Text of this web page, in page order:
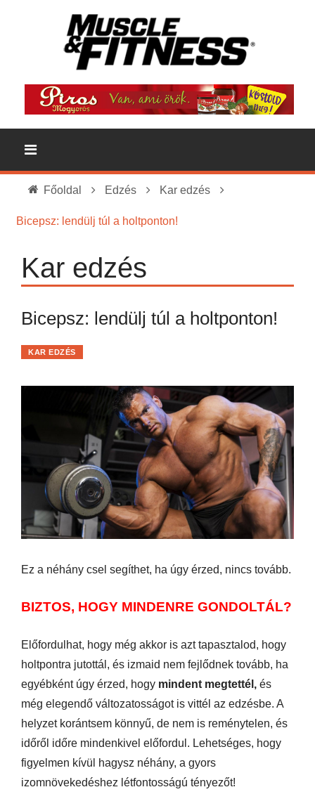
Főoldal Edzés Kar edzés
Bicepsz: lendülj túl a holtponton!
Kar edzés
Bicepsz: lendülj túl a holtponton!
KAR EDZÉS
Ez a néhány csel segíthet, ha úgy érzed, nincs tovább.
BIZTOS, HOGY MINDENRE GONDOLTÁL?
Előfordulhat, hogy még akkor is azt tapasztalod, hogy
holtpontra jutottál, és izmaid nem fejlődnek tovább, ha
egyébként úgy érzed, hogy mindent megtettél, és
még elegendő változatosságot is vittél az edzésbe. A
helyzet korántsem könnyű, de nem is reménytelen, és
időről időre mindenkivel előfordul. Lehetséges, hogy
figyelmen kívül hagysz néhány, a gyors
izomnövekedéshez létfontosságú tényezőt!